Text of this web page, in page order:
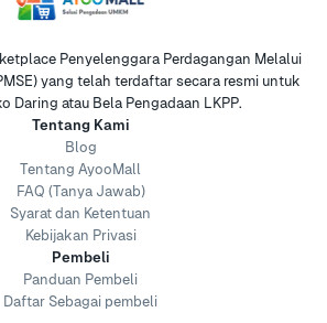
Penyelenggara Perdagangan Melalui
yang telah terdaftar secara resmi untuk
Daring atau Bela Pengadaan LKPP.
Tentang Kami
Blog
Tentang AyooMall
FAQ (Tanya Jawab)
Syarat dan Ketentuan
Kebijakan Privasi
Pembeli
Panduan Pembeli
Daftar Sebagai pembeli